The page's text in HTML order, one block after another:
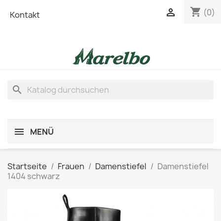
Kontakt shopping_cart (0)

search
MENÜ
Startseite Frauen Damenstiefel
Damenstiefel
1404 schwarz